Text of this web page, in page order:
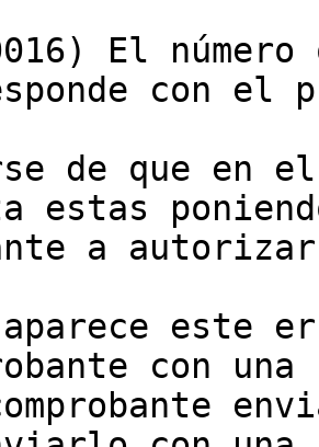
El
con el
de que en el
estas
a
aparece este
con